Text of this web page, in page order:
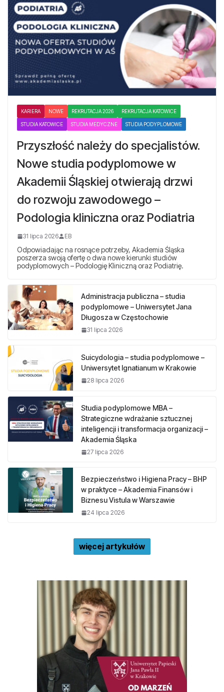
KARIERA NOWE REKRUTACJA 2026 REKRUTACJA KATOWICE
STUDIA KATOWICE STUDIA MEDYCZNE STUDIA PODYPLOMOWE
Przyszłość należy do specjalistów.
Nowe studia podyplomowe w
Akademii Śląskiej otwierają drzwi
do rozwoju zawodowego –
Podologia kliniczna oraz Podiatria
31 lipca 2026 EB
Odpowiadając na rosnące potrzeby, Akademia Śląska
poszerza swoją ofertę o dwa nowe kierunki studiów
podyplomowych – Podologię Kliniczną oraz Podiatrię.
Administracja publiczna – studia
podyplomowe – Uniwersytet Jana
Długosza w Częstochowie
31 lipca 2026
Suicydologia – studia podyplomowe –
Uniwersytet Ignatianum w Krakowie
28 lipca 2026
Studia podyplomowe MBA –
Strategiczne wdrażanie sztucznej
inteligencji i transformacja organizacji –
Akademia Śląska
27 lipca 2026
Bezpieczeństwo i Higiena Pracy – BHP
w praktyce – Akademia Finansów i
Biznesu Vistula w Warszawie
24 lipca 2026
więcej artykułów